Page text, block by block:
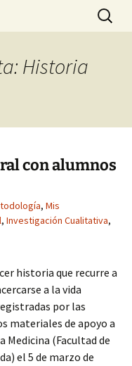
Buscar:
Historia
con alumnos
, Mis
, Investigación Cualitativa,
historia que recurre a
a la vida
por las
materiales de apoyo a
Medicina (Facultad de
el 5 de marzo de